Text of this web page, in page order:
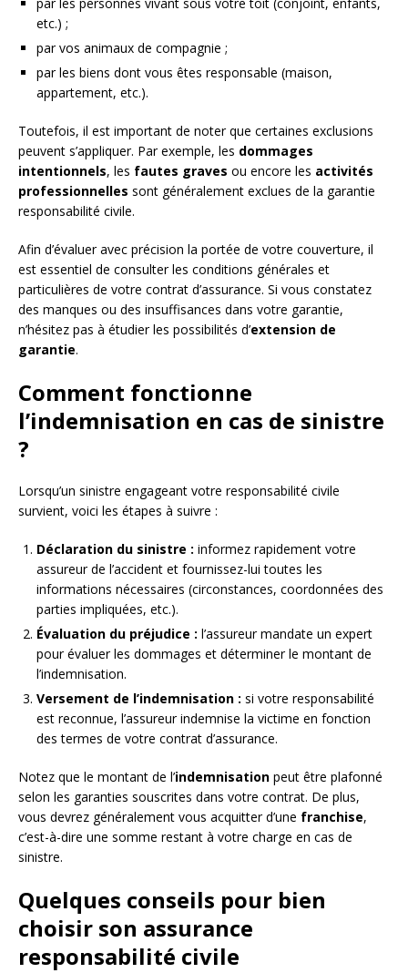
etc.) ;
par vos animaux de compagnie ;
par les biens dont vous êtes responsable (maison,
appartement, etc.).
Toutefois, il est important de noter que certaines exclusions
peuvent s’appliquer. Par exemple, les dommages
intentionnels, les fautes graves ou encore les activités
professionnelles sont généralement exclues de la garantie
responsabilité civile.
Afin d’évaluer avec précision la portée de votre couverture, il
est essentiel de consulter les conditions générales et
particulières de votre contrat d’assurance. Si vous constatez
des manques ou des insuffisances dans votre garantie,
n’hésitez pas à étudier les possibilités d’extension de
garantie.
Comment fonctionne
l’indemnisation en cas de sinistre
?
Lorsqu’un sinistre engageant votre responsabilité civile
survient, voici les étapes à suivre :
Déclaration du sinistre : informez rapidement votre
assureur de l’accident et fournissez-lui toutes les
informations nécessaires (circonstances, coordonnées des
parties impliquées, etc.).
Évaluation du préjudice : l’assureur mandate un expert
pour évaluer les dommages et déterminer le montant de
l’indemnisation.
Versement de l’indemnisation : si votre responsabilité
est reconnue, l’assureur indemnise la victime en fonction
des termes de votre contrat d’assurance.
Notez que le montant de l’indemnisation peut être plafonné
selon les garanties souscrites dans votre contrat. De plus,
vous devrez généralement vous acquitter d’une franchise,
c’est-à-dire une somme restant à votre charge en cas de
sinistre.
Quelques conseils pour bien
choisir son assurance
responsabilité civile